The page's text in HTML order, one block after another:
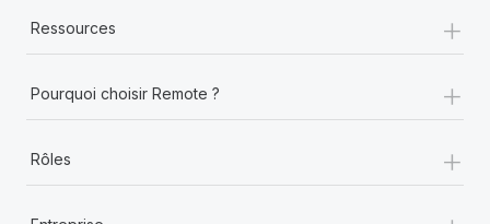
Ressources +
Pourquoi choisir Remote ? +
Rôles +